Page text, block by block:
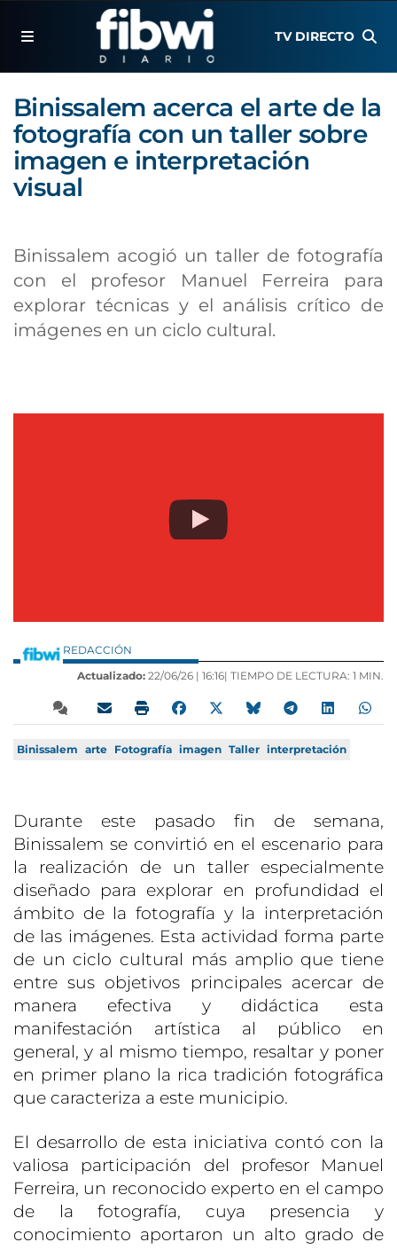
TV DIRECTO
Binissalem acerca el arte de la
fotografía con un taller sobre
imagen e interpretación
visual
Binissalem acogió un taller de fotografía
con el profesor Manuel Ferreira para
explorar técnicas y el análisis crítico de
imágenes en un ciclo cultural.
REDACCIÓN
Actualizado: 22/06/26 | 16:16| TIEMPO DE LECTURA: 1 MIN.
Binissalem arte Fotografía imagen Taller interpretación
Durante este pasado fin de semana,
Binissalem se convirtió en el escenario para
la realización de un taller especialmente
diseñado para explorar en profundidad el
ámbito de la fotografía y la interpretación
de las imágenes. Esta actividad forma parte
de un ciclo cultural más amplio que tiene
entre sus objetivos principales acercar de
manera efectiva y didáctica esta
manifestación artística al público en
general, y al mismo tiempo, resaltar y poner
en primer plano la rica tradición fotográfica
que caracteriza a este municipio.
El desarrollo de esta iniciativa contó con la
valiosa participación del profesor Manuel
Ferreira, un reconocido experto en el campo
de la fotografía, cuya presencia y
conocimiento aportaron un alto grado de